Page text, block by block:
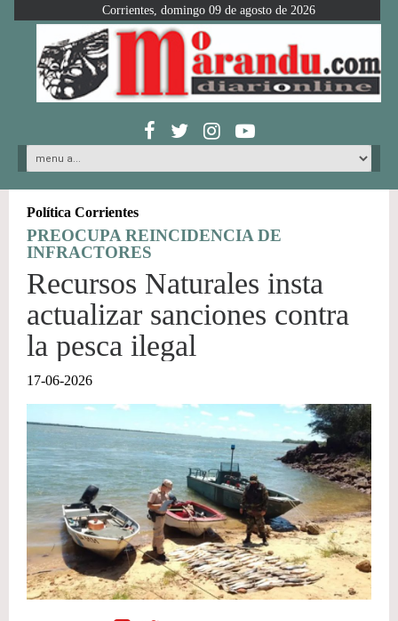
Corrientes, domingo 09 de agosto de 2026
Política Corrientes
PREOCUPA REINCIDENCIA DE
INFRACTORES
Recursos Naturales insta
actualizar sanciones contra
la pesca ilegal
17-06-2026